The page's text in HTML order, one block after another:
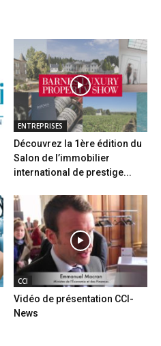
ENTREPRISES
Découvrez la 1ère édition du
Salon de l’immobilier
international de prestige...
CCI
Vidéo de présentation CCI-
News